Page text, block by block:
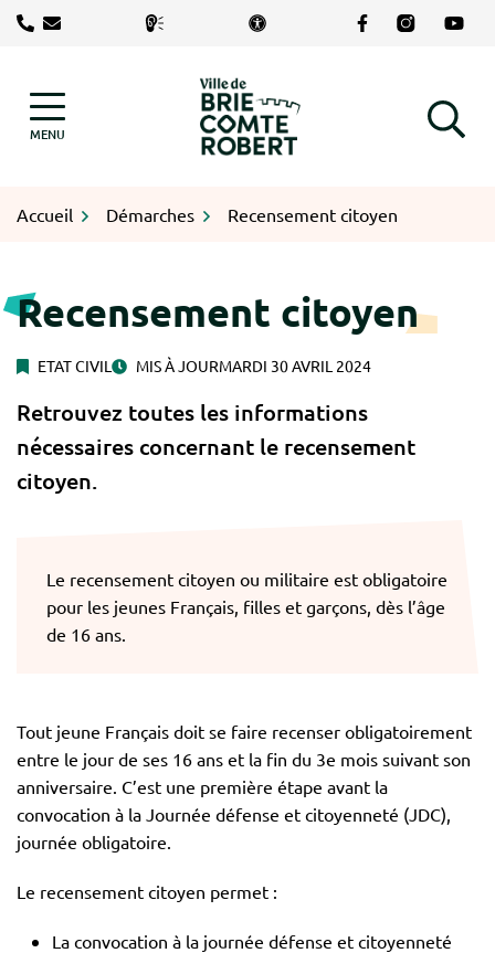
Aller
Lien vers le
Lien vers le
Lien
MENU Logo Brie-Comte-Robert
RECHERCHE
Accueil Démarches Recensement citoyen
Recensement citoyen
ETAT CIVIL MIS À JOURMARDI 30 AVRIL 2024
Retrouvez toutes les informations
nécessaires concernant le recensement
citoyen.
Le recensement citoyen ou militaire est obligatoire
pour les jeunes Français, filles et garçons, dès l’âge
de 16 ans.
Tout jeune Français doit se faire recenser obligatoirement
entre le jour de ses 16 ans et la fin du 3e mois suivant son
anniversaire. C’est une première étape avant la
convocation à la Journée défense et citoyenneté (JDC),
journée obligatoire.
Le recensement citoyen permet :
La convocation à la journée défense et citoyenneté